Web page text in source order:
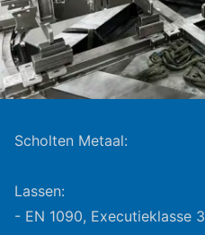
Scholten Metaal:
Lassen:
- EN 1090, Executieklasse 3